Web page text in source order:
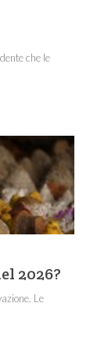
che le
2026?
Le